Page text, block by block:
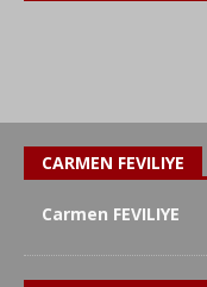
CARMEN FEVILIYE
Carmen FEVILIYE